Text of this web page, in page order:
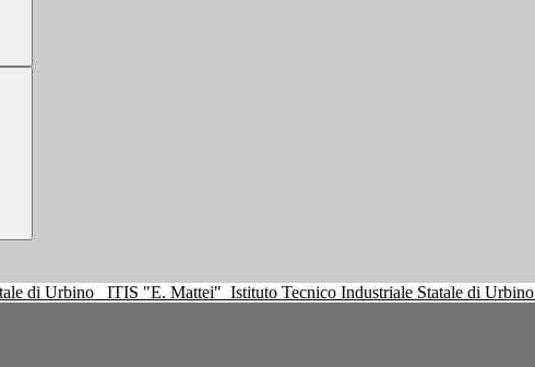
ITIS "E. Mattei" Istituto Tecnico Industriale Statale di Urbino